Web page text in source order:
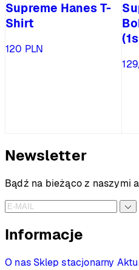
Supreme Hanes T-
Shirt
120 PLN
Newsletter
Bądź na bieżąco z naszymi
Informacje
O nas Sklep stacjonarny